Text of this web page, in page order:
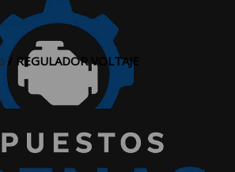
/ REGULADOR VOLTAJE